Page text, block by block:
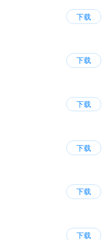
下载
下载
下载
下载
下载
下载